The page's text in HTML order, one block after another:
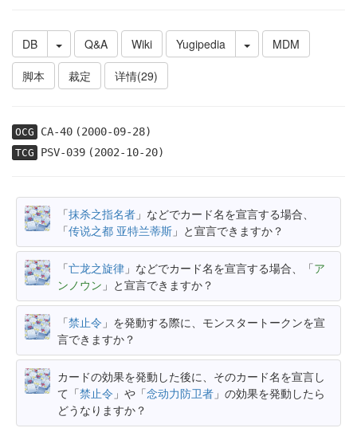
DB Q&A Wiki Yugipedia
MDM
脚本
裁定 详情(29)
OCG CA-40(2000-09-28)
TCG PSV-039(2002-10-20)
「抹杀之指名者 」などでカード名を宣言する場合、
「传说之都 亚特兰蒂斯 」と宣言できますか？
「亡龙之旋律 」などでカード名を宣言する場合、「ア
ンノウン 」と宣言できますか？
「禁止令 」を発動する際に、モンスタートークンを宣
言できますか？
カードの効果を発動した後に、そのカード名を宣言し
て「禁止令 」や「念动力防卫者 」の効果を発動したら
どうなりますか？